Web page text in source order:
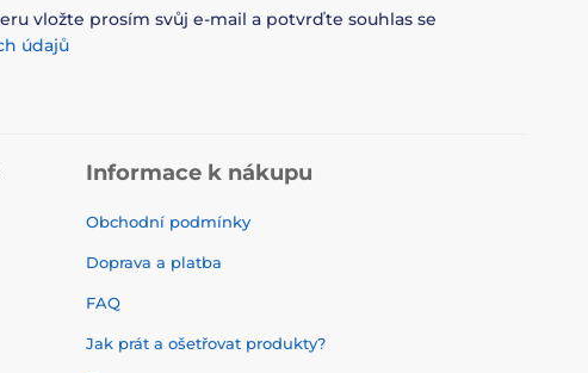
vložte prosím svůj e-mail a potvrďte souhlas se
údajů
Informace k nákupu
Obchodní podmínky
Doprava a platba
FAQ
Jak prát a ošetřovat produkty?